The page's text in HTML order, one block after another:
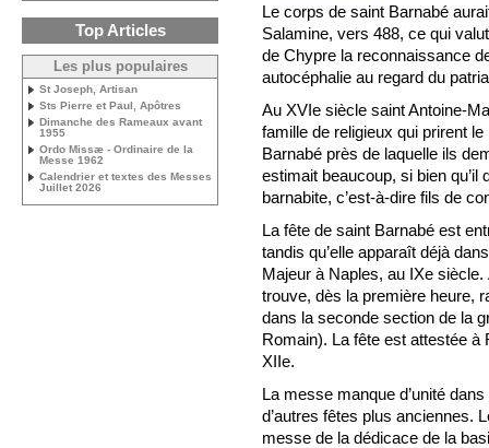
Le corps de saint Barnabé
Salamine, vers 488, ce qui
de Chypre la reconnaissance
autocéphalie au regard du
Au XVIe siècle saint Antoine-
famille de religieux qui prirent
Barnabé près de laquelle ils
estimait beaucoup, si bien
barnabite, c’est-à-dire fils de
La fête de saint Barnabé est
tandis qu’elle apparaît déjà
Majeur à Naples, au IXe
trouve, dès la première heure,
dans la seconde section de la
Romain). La fête est attestée à
XIIe.
La messe manque d’unité
d’autres fêtes plus anciennes.
messe de la dédicace de la
Top Articles
Les plus populaires
St Joseph, Artisan
Sts Pierre et Paul, Apôtres
Dimanche des Rameaux avant
1955
Ordo Missæ - Ordinaire de la
Messe 1962
Calendrier et textes des Messes
Juillet 2026